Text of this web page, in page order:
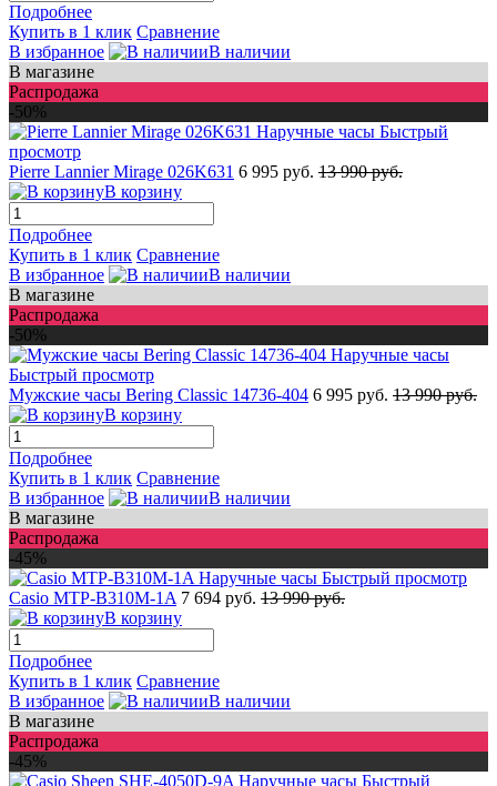
Подробнее
Купить в 1 клик Сравнение
В избранное
В наличии
В магазине
Распродажа
-50%
Быстрый
просмотр
Pierre Lannier Mirage 026K631 6 995 руб. 13 990 руб.
В корзину
Подробнее
Купить в 1 клик Сравнение
В избранное
В наличии
В магазине
Распродажа
-50%
Быстрый просмотр
Мужские часы Bering Classic 14736-404 6 995 руб. 13 990 руб.
В корзину
Подробнее
Купить в 1 клик Сравнение
В избранное
В наличии
В магазине
Распродажа
-45%
Быстрый просмотр
Casio MTP-B310M-1A 7 694 руб. 13 990 руб.
В корзину
Подробнее
Купить в 1 клик Сравнение
В избранное
В наличии
В магазине
Распродажа
-45%
Быстрый